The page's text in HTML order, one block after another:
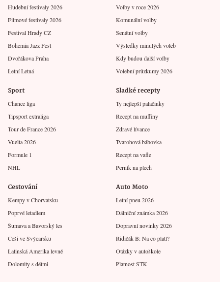
Hudební festivaly 2026
Filmové festivaly 2026
Festival Hrady CZ
Bohemia Jazz Fest
Dvořákova Praha
Letní Letná
Volby v roce 2026
Komunální volby
Senátní volby
Výsledky minulých voleb
Kdy budou další volby
Volební průzkumy 2026
Sport
Chance liga
Tipsport extraliga
Tour de France 2026
Vuelta 2026
Formule 1
NHL
Sladké recepty
Ty nejlepší palačinky
Recept na muffiny
Zdravé lívance
Tvarohová bábovka
Recept na vafle
Perník na plech
Cestování
Kempy v Chorvatsku
Poprvé letadlem
Šumava a Bavorský les
Češi ve Švýcarsku
Latinská Amerika levně
Dolomity s dětmi
Auto Moto
Letní pneu 2026
Dálniční známka 2026
Dopravní novinky 2026
Řidičák B: Na co platí?
Otázky v autoškole
Platnost STK